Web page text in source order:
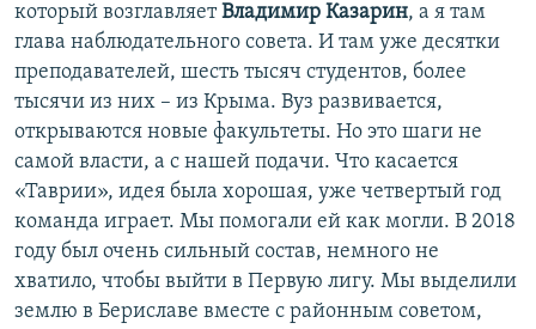
который возглавляетВладимир Казарин, а я там
глава наблюдательного совета. И там уже десятки
преподавателей, шесть тысяч студентов, более
тысячи из них – из Крыма. Вуз развивается,
открываются новые факультеты. Но это шаги не
самой власти, а с нашей подачи. Что касается
«Таврии», идея была хорошая, уже четвертый год
команда играет. Мы помогали ей как могли. В 2018
году был очень сильный состав, немного не
хватило, чтобы выйти в Первую лигу. Мы выделили
землю в Бериславе вместе с районным советом,